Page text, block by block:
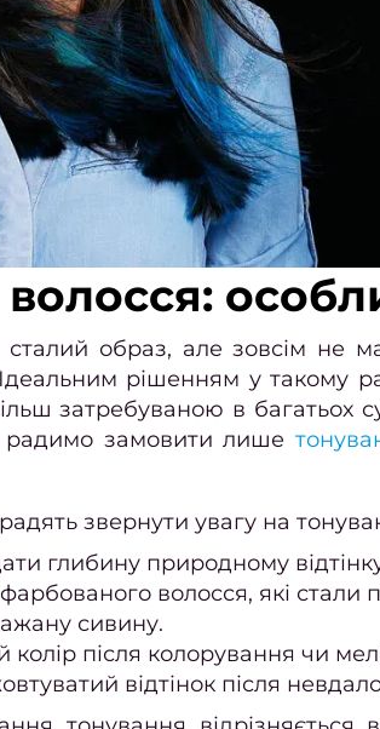
сталий образ, але зовсім не
рішенням у такому
затребуваною в багатьох
замовити лише
звернути увагу на
глибину природному
волосся, які стали
сивину.
колір після колорування чи
відтінок після